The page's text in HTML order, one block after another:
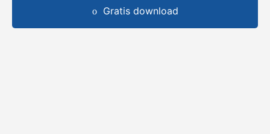
Gratis download